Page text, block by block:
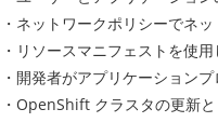
・ネットワークポリシーでネ
・リソースマニフェストを使
・開発者がアプリケーション
・OpenShift クラスタの更新